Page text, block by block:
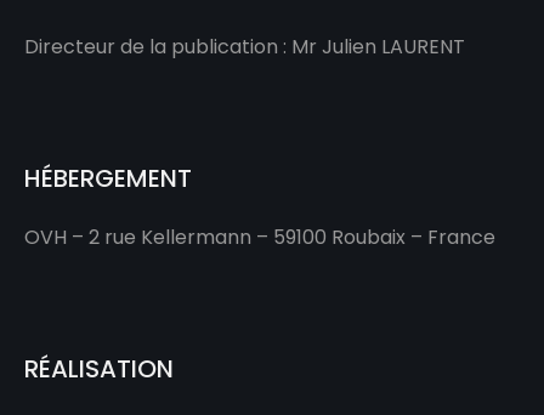
Directeur de la publication : Mr Julien LAURENT
HÉBERGEMENT
OVH – 2 rue Kellermann – 59100 Roubaix – France
RÉALISATION